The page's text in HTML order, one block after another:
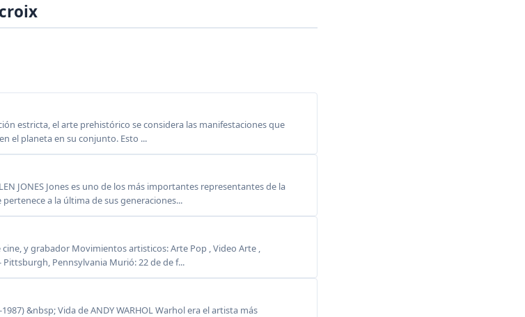
estricta, el arte prehistórico se considera las manifestaciones que
el planeta en su conjunto. Esto ...
JONES Jones es uno de los más importantes representantes de la
a la última de sus generaciones...
y grabador Movimientos artisticos: Arte Pop , Video Arte ,
Pennsylvania Murió: 22 de de f...
&nbsp; Vida de ANDY WARHOL Warhol era el artista más